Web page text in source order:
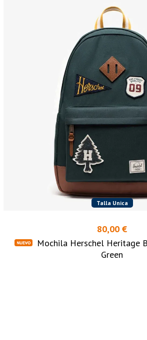
Talla Unica
80,00 €
Mochila Herschel Heritage
Green